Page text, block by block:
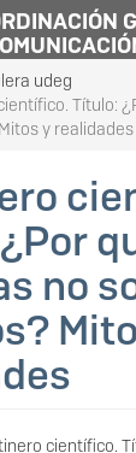
udeg
Título:
y realidades
no